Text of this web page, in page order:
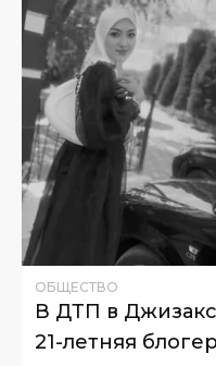
ОБЩЕСТВО
В ДТП в
21-летняя